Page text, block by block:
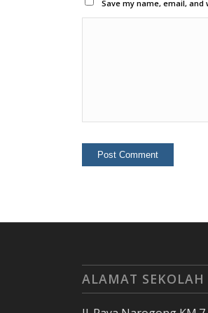
Save my name, email,
ALAMAT SEKOLAH